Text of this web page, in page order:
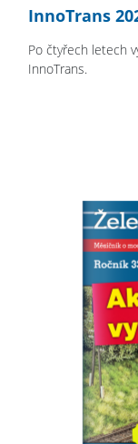
InnoTrans
Po čtyřech letech
InnoTrans.